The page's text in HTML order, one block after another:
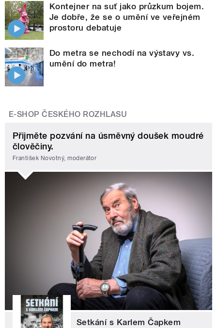
Kontejner na suť jako průzkum bojem.
Je dobře, že se o umění ve veřejném
prostoru debatuje
Do metra se nechodí na výstavy vs.
umění do metra!
E-SHOP ČESKÉHO ROZHLASU
Přijměte pozvání na úsměvný doušek moudré
člověčiny.
František Novotný, moderátor
Setkání s Karlem Čapkem